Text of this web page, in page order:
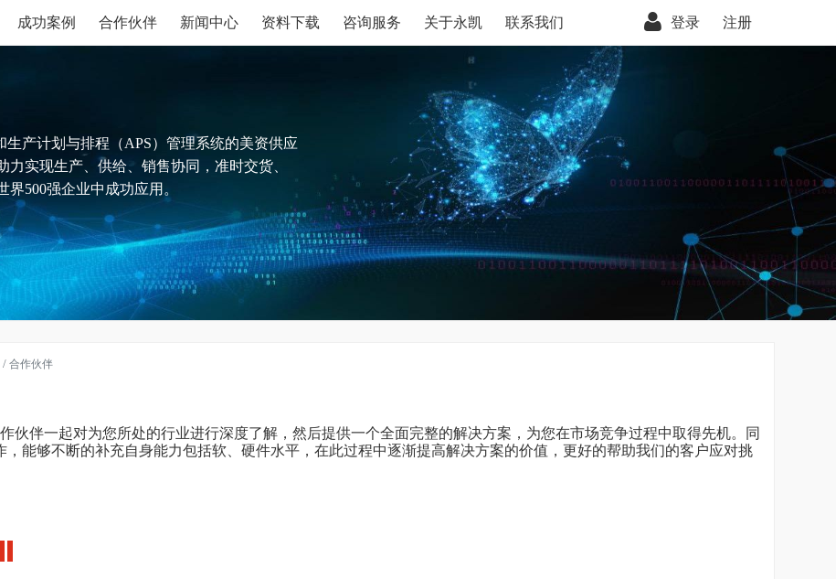
成功案例 合作伙伴 新闻中心 资料下载 咨询服务 关于永凯 联系我们 登录 注册
产计划与排程（APS）管理系统的美资供应
实现生产、供给、销售协同，准时交货、
500强企业中成功应用。
/ 合作伙伴
伙伴一起对为您所处的行业进行深度了解，然后提供一个全面完整的解决方案，为您在市场竞争过程中取得先机。同
，能够不断的补充自身能力包括软、硬件水平，在此过程中逐渐提高解决方案的价值，更好的帮助我们的客户应对挑